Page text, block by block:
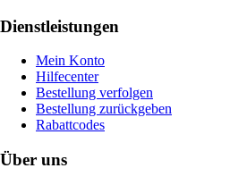
Dienstleistungen
Mein Konto
Hilfecenter
Bestellung verfolgen
Bestellung zurückgeben
Rabattcodes
Über uns